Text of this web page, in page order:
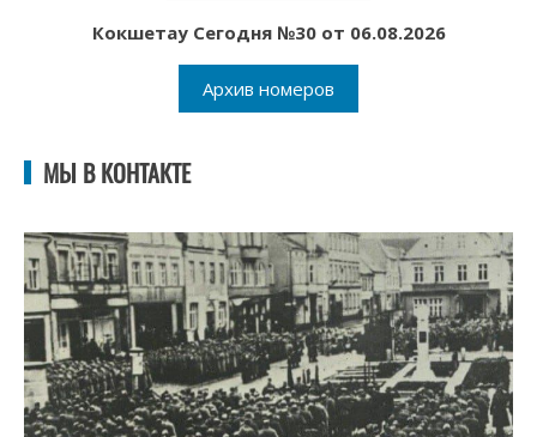
Кокшетау Сегодня №30 от 06.08.2026
Архив номеров
МЫ В КОНТАКТЕ